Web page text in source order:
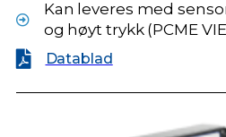
Kan leveres med
og høyt trykk (PCME
Datablad